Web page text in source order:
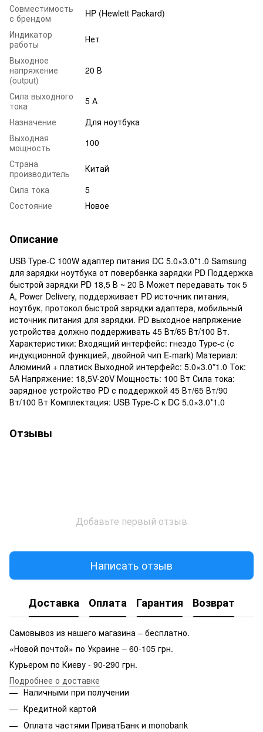
Совместимость
с брендом
HP (Hewlett Packard)
Индикатор
работы
Нет
Выходное
напряжение
(output)
20 В
Сила выходного
тока
5 А
Назначение
Для ноутбука
Выходная
мощность
100
Страна
производитель
Китай
Сила тока
5
Состояние
Новое
Описание
USB Type-C 100W адаптер питания DC 5.0×3.0*1.0 Samsung
для зарядки ноутбука от повербанка зарядки PD Поддержка
быстрой зарядки PD 18,5 В ~ 20 В Может передавать ток 5
А, Power Delivery, поддерживает PD источник питания,
ноутбук, протокол быстрой зарядки адаптера, мобильный
источник питания для зарядки. PD выходное напряжение
устройства должно поддерживать 45 Вт/65 Вт/100 Вт.
Характеристики: Входящий интерфейс: гнездо Type-c (с
индукционной функцией, двойной чип E-mark) Материал:
Алюминий + платиск Выходной интерфейс: 5.0×3.0*1.0 Ток:
5A Напряжение: 18,5V-20V Мощность: 100 Вт Сила тока:
зарядное устройство PD с поддержкой 45 Вт/65 Вт/90
Вт/100 Вт Комплектация: USB Type-C к DC 5.0×3.0*1.0
Отзывы
Добавьте первый отзыв
Написать отзыв
Доставка Оплата Гарантия Возврат
Самовывоз из нашего магазина – бесплатно.
«Новой почтой» по Украине – 60-105 грн.
Курьером по Киеву - 90-290 грн.
Подробнее о доставке
Наличными при получении
Кредитной картой
Оплата частями ПриватБанк и monobank